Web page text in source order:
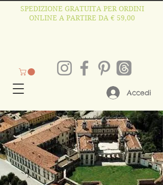
SPEDIZIONE GRATUITA PER ORDINI
ONLINE A PARTIRE DA € 59,00
Accedi